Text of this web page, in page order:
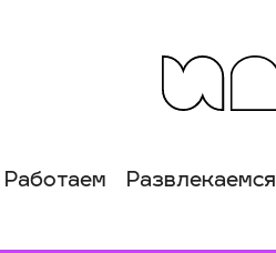
Работаем Развлекаемся